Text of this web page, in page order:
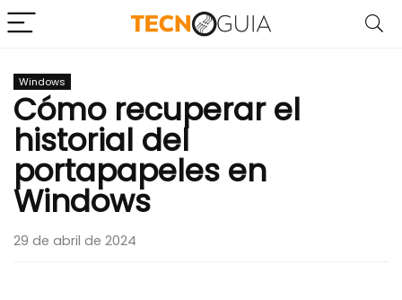
Windows
Cómo recuperar el
historial del
portapapeles en
Windows
29 de abril de 2024